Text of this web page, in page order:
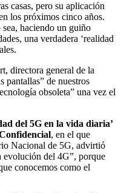
casas, pero su aplicación
los próximos cinco años.
sea, haciendo un guiño
una verdadera ‘realidad
directora general de la
pantallas” de nuestros
obsoleta” una vez el
del 5G en la vida diaria’
, en el que
Nacional de 5G, advirtió
evolución del 4G”, porque
conocemos como el